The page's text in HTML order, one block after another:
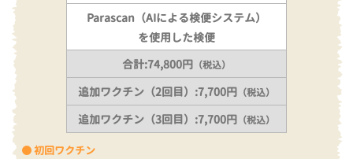
初回ワクチン
Parascan（AIによる検便システム）
を使用した検便
合計:74,800円 （税込）
追加ワクチン（2回目）:7,700円 （税込）
追加ワクチン（3回目）:7,700円 （税込）